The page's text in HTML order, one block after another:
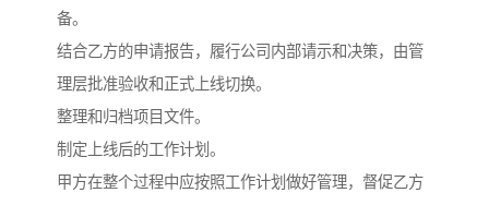
备。
结合乙方的申请报告，履行公司内部请示和决策，由管
理层批准验收和正式上线切换。
整理和归档项目文件。
制定上线后的工作计划。
甲方在整个过程中应按照工作计划做好管理，督促乙方